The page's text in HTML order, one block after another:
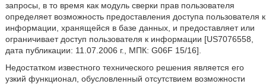
запросы, в то время как модуль сверки прав пользователя
определяет возможность предоставления доступа пользователя к
информации, хранящейся в базе данных, и предоставляет или
ограничивает доступ пользователя к информации [US7076558,
дата публикации: 11.07.2006 г., МПК: G06F 15/16].
Недостатком известного технического решения является его
узкий функционал, обусловленный отсутствием возможности